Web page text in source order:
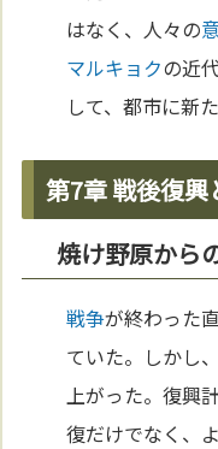
はなく、人々の
マルキョクの近
して、都市に新
第7章 戦後復
焼け野原から
戦争が終わった直
ていた。しかし
上がった。復興
復だけでなく、